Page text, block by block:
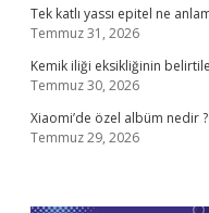
Tek katlı yassı epitel ne
Temmuz 31, 2026
Kemik iliği eksikliğinin
Temmuz 30, 2026
Xiaomi’de özel albüm nedir ?
Temmuz 29, 2026